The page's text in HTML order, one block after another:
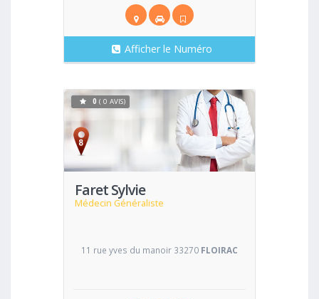
Afficher le Numéro
Faret Sylvie
Médecin Généraliste
Voir
0 ( 0 AVIS)
11 rue yves du manoir 33270 FLOIRAC